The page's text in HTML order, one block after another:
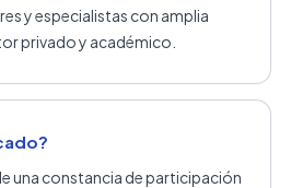
y especialistas con amplia
privado y académico.
una constancia de participación